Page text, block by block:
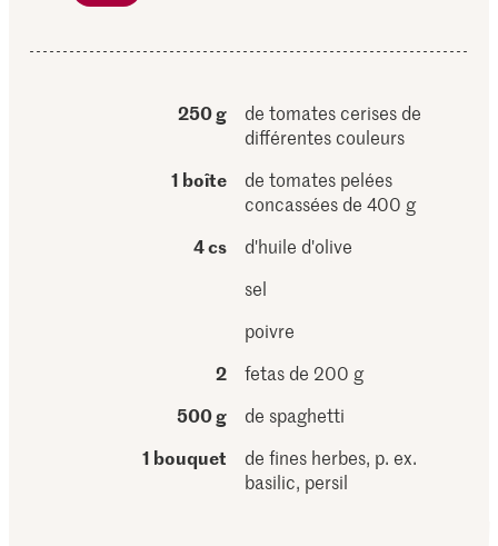
250 g
de tomates cerises de
différentes couleurs
1 boîte
de tomates pelées
concassées de 400 g
4 cs
d'huile d'olive
sel
poivre
2
fetas de 200 g
500 g
de spaghetti
1 bouquet
de fines herbes, p. ex.
basilic, persil